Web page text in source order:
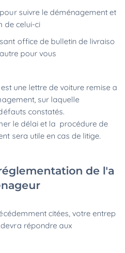
suivre le déménagement et
de celui-ci
office de bulletin de livraiso
pour vous
est une lettre de voiture remise a
sur laquelle
constatés.
le délai et la procédure de
sera utile en cas de litige.
de l'a
citées, votre entrep
répondre aux